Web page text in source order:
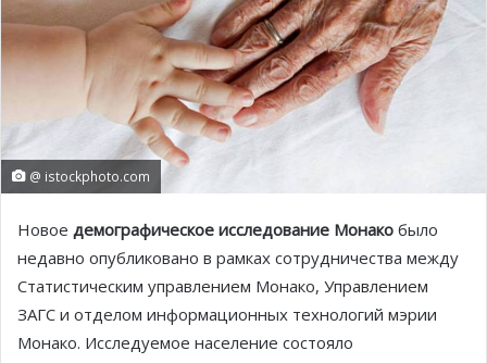
@ istockphoto.com
Новое демографическое исследование Монако было
недавно опубликовано в рамках сотрудничества между
Статистическим управлением Монако, Управлением
ЗАГС и отделом информационных технологий мэрии
Монако. Исследуемое население состояло